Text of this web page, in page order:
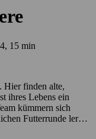
15 min
Hier finden alte,
ihres Lebens ein
kümmern sich
Futterrunde lernt